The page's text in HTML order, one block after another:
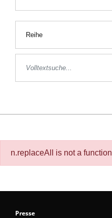
Reihe
n.replaceAll is not a function
Presse